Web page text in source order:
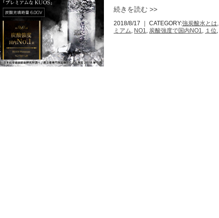
続きを読む >>
2018/8/17 ｜ CATEGORY:強炭酸水とは,
ミアム, NO1, 炭酸強度で国内NO1, １位,